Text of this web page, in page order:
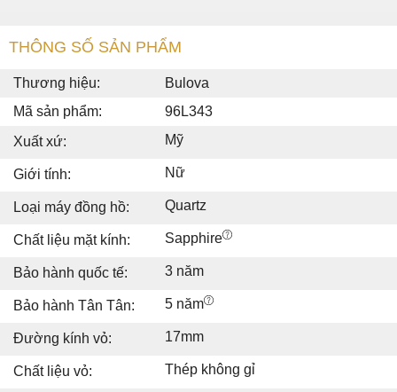
THÔNG SỐ SẢN PHẨM
Thương hiệu:
Bulova
Mã sản phẩm:
96L343
Xuất xứ:
Mỹ
Giới tính: Nữ
Loại máy đồng hồ: Quartz
Chất liệu mặt kính: Sapphire
Bảo hành quốc tế: 3 năm
Bảo hành Tân Tân: 5 năm
Đường kính vỏ: 17mm
Chất liệu vỏ: Thép không gỉ